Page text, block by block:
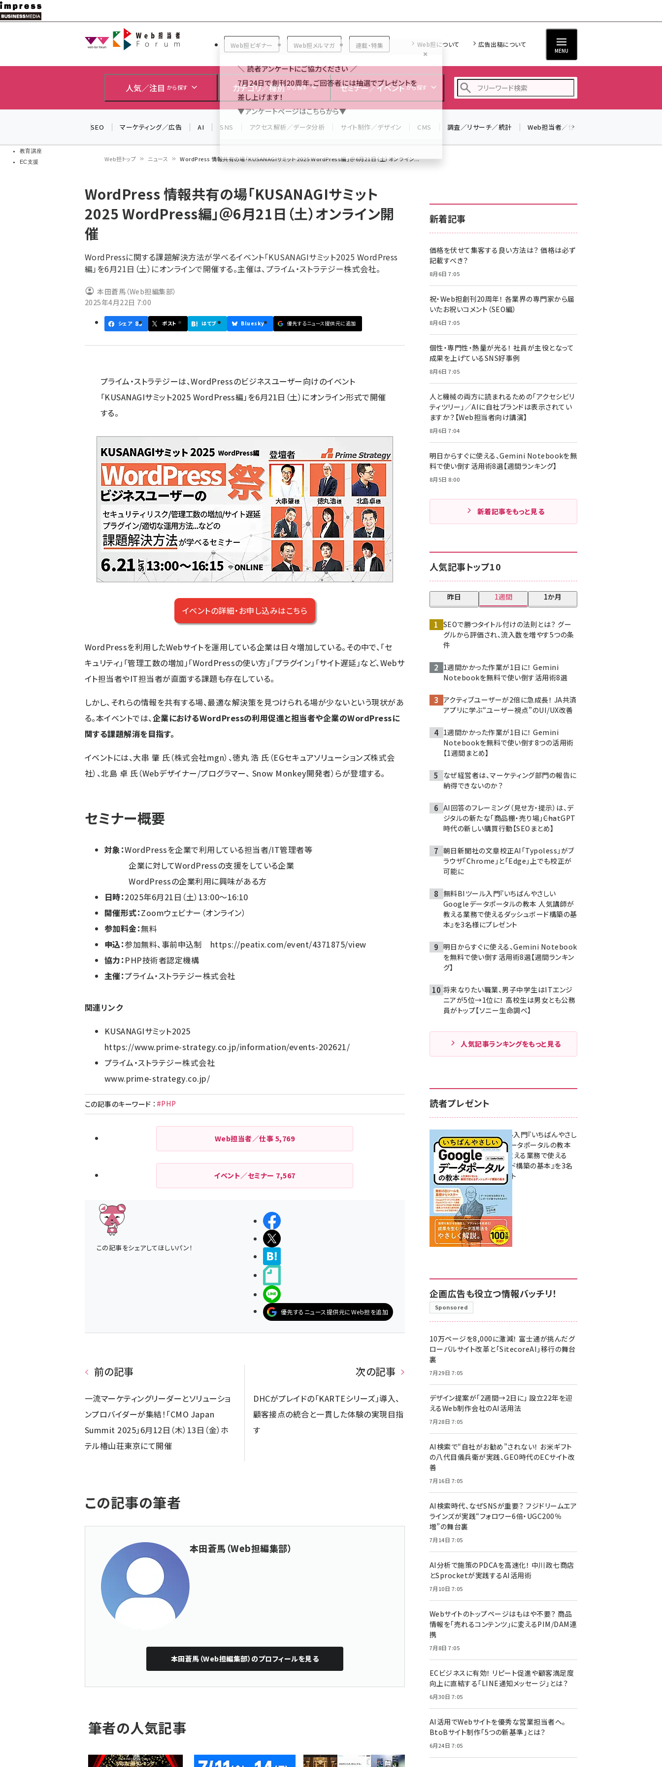
メ
イ
教育講座
EC支援
Web担当者Forum
Web担ビギナー Web担メルマガ 連載・特集 Web担について 広告出稿について
MENU
人気／注目 から探す カテゴリ／種別 から探す セミナー／イベント から探す
z世代 (1622)
meo (1275)
SEO マーケティング／広告 AI SNS アクセス解析／データ分析 サイト制作／デザイン CMS 調査／リサーチ／統計 Web担当者／仕事
ン
く
ず
Web担トップ ニュース WordPress 情報共有の場「KUSANAGIサミット 2025 WordPress編」＠6月21日（土）オンライン...
WordPress 情報共有の場「KUSANAGIサミット
2025 WordPress編」＠6月21日（土）オンライン開
催
WordPressに関する課題解決方法が学べるイベント「KUSANAGIサミット2025 WordPress
編」を6月21日（土）にオンラインで開催する。主催は、プライム・ストラテジー株式会社。
本田蒼馬（Web担編集部）
2025年4月22日 7:00
シェア 83 ポスト はてブ Bluesky 優先するニュース提供元に追加
プライム・ストラテジーは、WordPressのビジネスユーザー向けのイベント
「KUSANAGIサミット2025 WordPress編」を6月21日（土）にオンライン形式で開催
する。
イベントの詳細・お申し込みはこちら
WordPressを利用したWebサイトを運用している企業は日々増加している。その中で、「セ
キュリティ」「管理工数の増加」「WordPressの使い方」「プラグイン」「サイト遅延」など、Webサ
イト担当者やIT担当者が直面する課題も存在している。
しかし、それらの情報を共有する場、最適な解決策を見つけられる場が少ないという現状があ
る。本イベントでは、企業におけるWordPressの利用促進と担当者や企業のWordPressに
関する課題解消を目指す。
イベントには、大串 肇 氏（株式会社mgn）、徳丸 浩 氏（EGセキュアソリューションズ株式会
社）、北島 卓 氏（Webデザイナー/プログラマー、 Snow Monkey開発者）らが登壇する。
セミナー概要
対象：WordPressを企業で利用している担当者/IT管理者等
企業に対してWordPressの支援をしている企業
WordPressの企業利用に興味がある方
日時：2025年6月21日（土）13:00～16:10
開催形式：Zoomウェビナー（オンライン）
参加料金：無料
申込：参加無料、事前申込制 https://peatix.com/event/4371875/view
協力：PHP技術者認定機構
主催：プライム・ストラテジー株式会社
関連リンク
KUSANAGIサミット2025
https://www.prime-strategy.co.jp/information/events-202621/
プライム・ストラテジー株式会社
www.prime-strategy.co.jp/
この記事のキーワード ： #PHP
Web担当者／仕事 5,769
イベント／セミナー 7,567
この記事をシェアしてほしいパン！
シェアする
ポストする
LINEで送る
優先するニュース提供元にWeb担を追加
前の記事
一流マーケティングリーダーとソリューショ
ンプロバイダーが集結！「CMO Japan
Summit 2025」6月12日（木）13日（金）ホ
テル椿山荘東京にて開催
次の記事
DHCがプレイドの「KARTEシリーズ」導入、
顧客接点の統合と一貫した体験の実現目指
す
この記事の筆者
本田蒼馬（Web担編集部）
本田蒼馬（Web担編集部） のプロフィールを見る
筆者の人気記事
新着記事
価格を伏せて集客する良い方法は？ 価格は必ず
記載すべき？
8月6日 7:05
祝・Web担創刊20周年！ 各業界の専門家から届
いたお祝いコメント（SEO編）
8月6日 7:05
個性・専門性・熱量が光る！ 社員が主役となって
成果を上げているSNS好事例
8月6日 7:05
人と機械の両方に読まれるための「アクセシビリ
ティツリー」／AIに自社ブランドは表示されてい
ますか？【Web担当者向け講演】
8月6日 7:04
明日からすぐに使える、Gemini Notebookを無
料で使い倒す活用術8選【週間ランキング】
8月5日 8:00
新着記事をもっと見る
人気記事トップ10
昨日 1週間 1か月
SEOで勝つタイトル付けの法則とは？ グー
グルから評価され、流入数を増やす5つの条
件
1週間かかった作業が1日に！ Gemini
Notebookを無料で使い倒す活用術8選
アクティブユーザーが2倍に急成長！ JA共済
アプリに学ぶ“ユーザー視点”のUI/UX改善
1週間かかった作業が1日に！ Gemini
Notebookを無料で使い倒す8つの活用術
【1週間まとめ】
なぜ経営者は、マーケティング部門の報告に
納得できないのか？
AI回答のフレーミング（見せ方・提示）は、デ
ジタルの新たな「商品棚・売り場」――ChatGPT
時代の新しい購買行動【SEOまとめ】
朝日新聞社の文章校正AI「Typoless」がブ
ラウザ「Chrome」と「Edge」上でも校正が
可能に
無料BIツール入門『いちばんやさしい
Googleデータポータルの教本 人気講師が
教える業務で使えるダッシュボード構築の基
本』を3名様にプレゼント
明日からすぐに使える、Gemini Notebook
を無料で使い倒す活用術8選【週間ランキン
グ】
将来なりたい職業、男子中学生はITエンジ
ニアが5位→1位に！ 高校生は男女とも公務
員がトップ【ソニー生命調べ】
人気記事ランキングをもっと見る
読者プレゼント
無料BIツール入門『いちばんやさし
いGoogleデータポータルの教本
人気講師が教える業務で使える
ダッシュボード構築の基本』を3名
様にプレゼント
7月31日 10:00
企画広告も役立つ情報バッチリ！
Sponsored
10万ページを8,000に激減！ 富士通が挑んだグ
ローバルサイト改革と「SitecoreAI」移行の舞台
裏
7月29日 7:05
デザイン提案が「2週間→2日に」 設立22年を迎
えるWeb制作会社のAI活用法
7月28日 7:05
AI検索で“自社がお勧め”されない！ お米ギフト
の八代目儀兵衛が実践、GEO時代のECサイト改
善
7月16日 7:05
AI検索時代、なぜSNSが重要？ フジドリームエア
ラインズが実践“フォロワー6倍・UGC200％
増”の舞台裏
7月14日 7:05
AI分析で施策のPDCAを高速化！ 中川政七商店
とSprocketが実践するAI活用術
7月10日 7:05
Webサイトのトップページはもはや不要？ 商品
情報を「売れるコンテンツ」に変えるPIM/DAM連
携
7月8日 7:05
ECビジネスに有効！ リピート促進や顧客満足度
向上に直結する「LINE通知メッセージ」とは？
6月30日 7:05
AI活用でWebサイトを優秀な営業担当者へ。
BtoBサイト制作「5つの新基準」とは？
6月24日 7:05
＼ 読者アンケートにご協力ください ／
7月24日で創刊20周年。ご回答者には抽選でプレゼントを
差し上げます！
▼アンケートページはこちらから▼